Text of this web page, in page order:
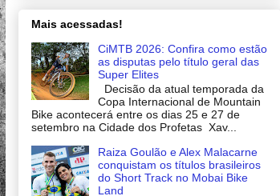
Mais acessadas!
CiMTB 2026: Confira como estão
as disputas pelo título geral das
Super Elites
Decisão da atual temporada da
Copa Internacional de Mountain
Bike acontecerá entre os dias 25 e 27 de
setembro na Cidade dos Profetas Xav...
Raiza Goulão e Alex Malacarne
conquistam os títulos brasileiros
do Short Track no Mobai Bike
Land